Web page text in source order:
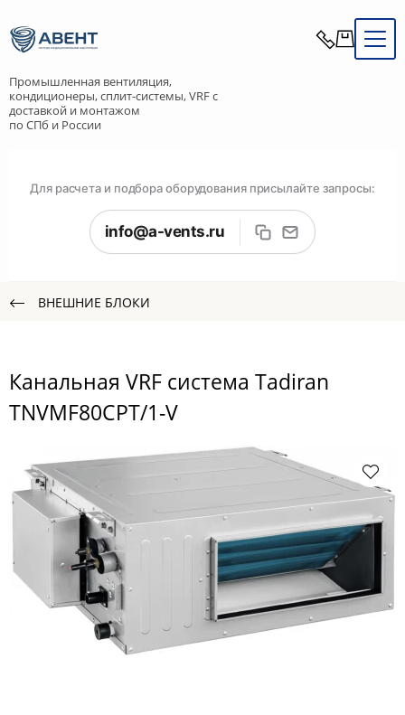
Промышленная вентиляция,
кондиционеры, сплит-системы, VRF с
доставкой и монтажом
по СПб и России
Для расчета и подбора оборудования присылайте запросы:
info@a-vents.ru
ВНЕШНИЕ БЛОКИ
Канальная VRF система Tadiran
TNVMF80CPT/1-V